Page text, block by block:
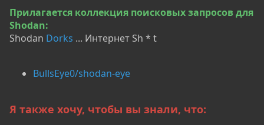
Прилагается коллекция поисковых запросов для
Shodan:
Shodan Dorks ... Интернет Sh * t
BullsEye0/shodan-eye
Я также хочу, чтобы вы знали, что: